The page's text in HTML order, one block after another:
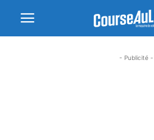
- Publicité -